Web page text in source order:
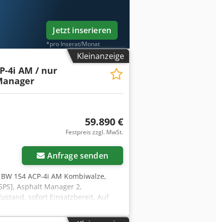
Dedpfezq Tztsx Ah Aeck
Ebert, um weitere
Jetzt inserieren
*pro Inserat/Monat
Kleinanzeige
4i AM / nur
59.890 €
Festpreis zzgl. MwSt.
Anfrage senden
154 ACP-4i AM Kombiwalze,
Asphalt Manager 2,
sofort Einsatzbereit, Auf
Herr Mihm(Tel. betreut Sie
und Zwischenverkauf